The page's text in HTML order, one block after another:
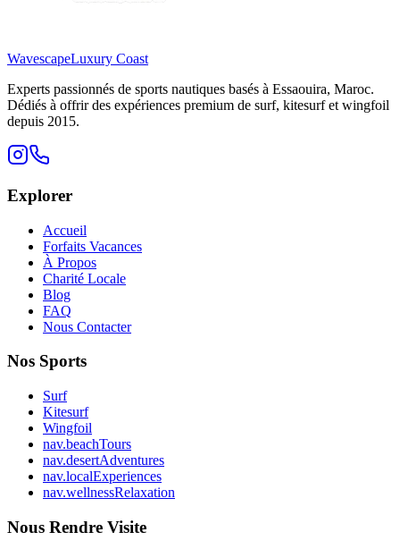
WavescapeLuxury Coast
Experts passionnés de sports nautiques basés à Essaouira, Maroc.
Dédiés à offrir des expériences premium de surf, kitesurf et wingfoil
depuis 2015.
Explorer
Accueil
Forfaits Vacances
À Propos
Charité Locale
Blog
FAQ
Nous Contacter
Nos Sports
Surf
Kitesurf
Wingfoil
nav.beachTours
nav.desertAdventures
nav.localExperiences
nav.wellnessRelaxation
Nous Rendre Visite